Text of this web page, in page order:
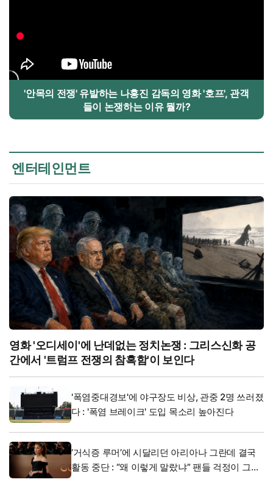
'안목의 전쟁' 유발하는 나홍진 감독의 영화 '호프', 관객
들이 논쟁하는 이유 뭘까?
엔터테인먼트
영화 '오디세이'에 난데없는 정치논쟁 : 그리스신화 공
간에서 '트럼프 전쟁의 참혹함'이 보인다
'폭염중대경보'에 야구장도 비상, 관중 2명 쓰러졌
다 : '폭염 브레이크' 도입 목소리 높아진다
‘거식증 루머’에 시달리던 아리아나 그란데 결국
활동 중단 : “왜 이렇게 말랐냐” 팬들 걱정이 그에